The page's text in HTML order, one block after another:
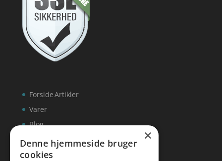
Forside
Varer
Blog
Kontakt
Artikler
×
Denne hjemmeside bruger
cookies